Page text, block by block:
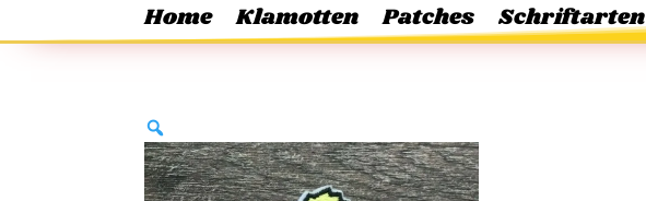
Home Klamotten Patches Schriftarten